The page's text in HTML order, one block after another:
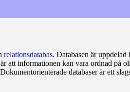
relationsdatabas. Data­basen är uppdelad i
att informationen kan vara ordnad
databaser är ett